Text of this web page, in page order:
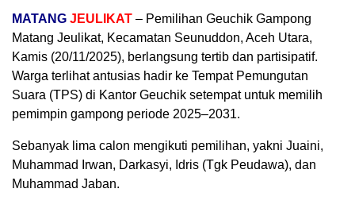
MATANG JEULIKAT – Pemilihan Geuchik Gampong
Matang Jeulikat, Kecamatan Seunuddon, Aceh Utara,
Kamis (20/11/2025), berlangsung tertib dan partisipatif.
Warga terlihat antusias hadir ke Tempat Pemungutan
Suara (TPS) di Kantor Geuchik setempat untuk memilih
pemimpin gampong periode 2025–2031.
Sebanyak lima calon mengikuti pemilihan, yakni Juaini,
Muhammad Irwan, Darkasyi, Idris (Tgk Peudawa), dan
Muhammad Jaban.